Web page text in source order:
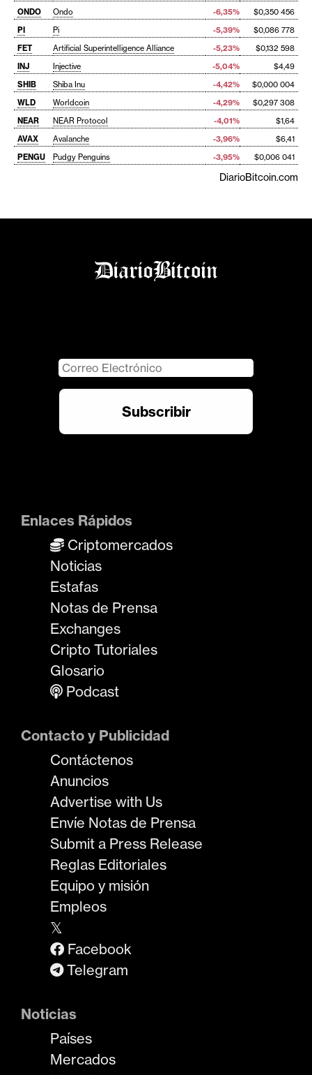
ONDO
Ondo -6,35%
$0,350 456
PI
Pi -5,39%
$0,086 778
FET
Artificial Superintelligence Alliance -5,23%
$0,132 598
INJ
Injective -5,04%
$4,49
SHIB
Shiba Inu -4,42%
$0,000 004
WLD
Worldcoin -4,29%
$0,297 308
NEAR
NEAR Protocol -4,01%
$1,64
AVAX
Avalanche -3,96%
$6,41
PENGU
Pudgy Penguins -3,95% $0,006 041
DiarioBitcoin.com
Enlaces Rápidos
Criptomercados
Noticias
Estafas
Notas de Prensa
Exchanges
Cripto Tutoriales
Glosario
Podcast
Contacto y Publicidad
Contáctenos
Anuncios
Advertise with Us
Envíe Notas de Prensa
Submit a Press Release
Reglas Editoriales
Equipo y misión
Empleos
𝕏
Facebook
Telegram
Noticias
Países
Mercados